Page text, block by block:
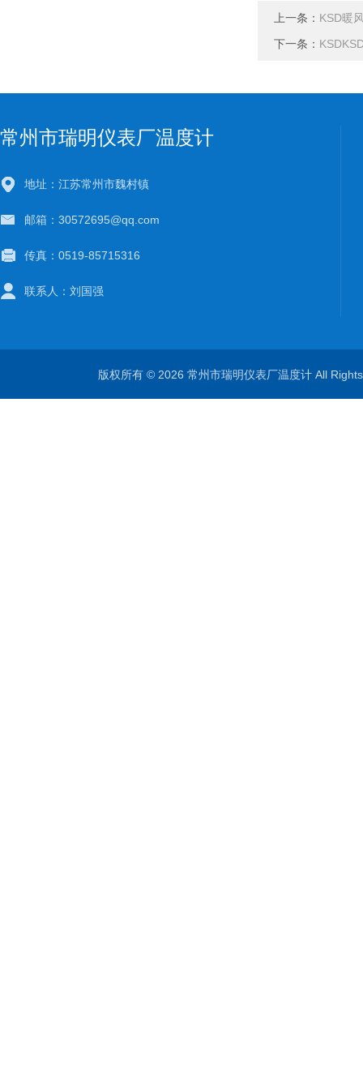
上一条： KSD暖
下一条：
常州市瑞明仪表厂温度计
地址：江苏常州市魏村镇
邮箱：30572695@qq.com
传真：0519-85715316
联系人：刘国强
版权所有 © 2026 常州市瑞明仪表厂温度计 All